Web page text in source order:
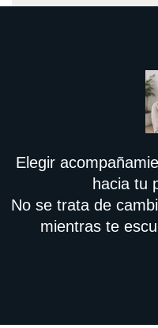
Elegir
hacia tu
No se trata de
mientras te